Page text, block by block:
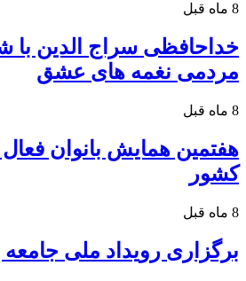
8 ماه قبل
خداحافظی سراج الدین با
مردمی نغمه های عشق
8 ماه قبل
هفتمین همایش بانوان
کشور
8 ماه قبل
برگزاری رویداد ملی جامعه